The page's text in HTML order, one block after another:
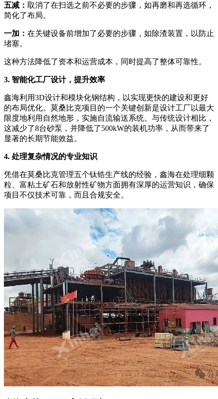
五减： 取消了在扫选之前不必要的步骤，如再磨和再选循环，
简化了布局。
一加： 在关键设备前增加了必要的步骤，如除渣装置，以防止
堵塞。
这种方法降低了资本和运营成本，同时提高了整体可靠性。
3. 智能化工厂设计，提升效率
鑫海利用3D设计和模块化钢结构，以实现更快的建设和更好
的布局优化。莫桑比克项目的一个关键创新是设计工厂以最大
限度地利用自然地形，实施自流输送系统。与传统设计相比，
这减少了8台砂泵，并降低了500kW的装机功率，从而带来了
显著的长期节能效益。
4. 处理复杂情况的专业知识
凭借在莫桑比克管理五个钛锆生产线的经验，鑫海在处理细颗
粒、富粘土矿石和放射性矿物方面拥有深厚的运营知识，确保
项目不仅技术可靠，而且合规安全。